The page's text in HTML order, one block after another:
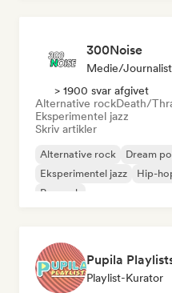
300Noise
Medie/journalist
> 1900 svar afgivet
Alternative rockDeath/
Eksperimentel jazz
Skriv artikler
Alternative rock Dream
Eksperimentel jazz
Hip-
Poprock
Pupila
Playlist-Kurator